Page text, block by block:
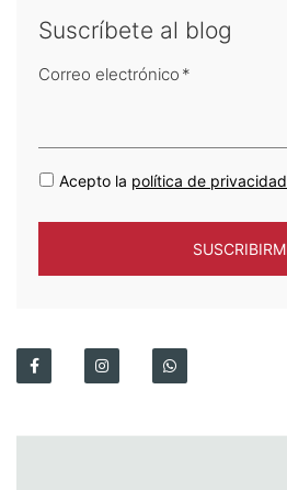
Suscríbete al blog
Correo electrónico *
Acepto la política de privacidad